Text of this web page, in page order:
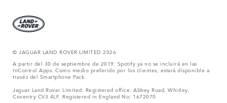
© JAGUAR LAND ROVER LIMITED 2026
A partir del 30 de septiembre de 2019, Spotify ya no se incluirá en las
InControl Apps. Como medio preferido por los clientes, estará disponible a
través del Smartphone Pack.
Jaguar Land Rover Limited: Registered office: Abbey Road, Whitley,
Coventry CV3 4LF. Registered in England No: 1672070